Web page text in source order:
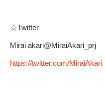
☆Twitter
Mirai akari@MiraiAkari_prj
https://twitter.com/